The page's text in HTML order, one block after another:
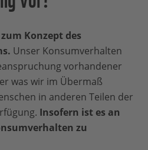
Konzept des
Unser Konsumverhalten
vorhandener
was wir im Übermaß
in anderen Teilen der
Insofern ist es an
zu